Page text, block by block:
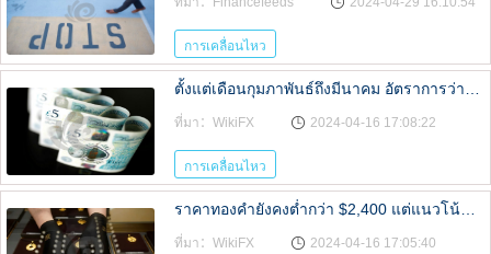
การเคลื่อนไหว
ที่มา：WikiFX 2024-04-16 17:08:22
การเคลื่อนไหว
ราคาทองคำยังคงต่ำกว่า $2,400 แต่แนวโน้มกระทิงยังไม่ยอมแพ้ต่อความเสี่ยงทางภูมิรัฐศาสตร์
ที่มา：WikiFX 2024-04-16 17:05:40